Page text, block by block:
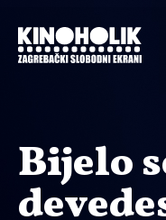
glavni
sadržaj
Bijelo